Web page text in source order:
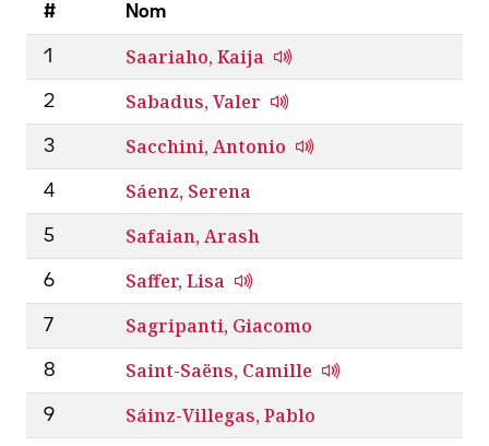
# Nom
1 Saariaho, Kaija
2 Sabadus, Valer
3 Sacchini, Antonio
4 Sáenz, Serena
5 Safaian, Arash
6 Saffer, Lisa
7 Sagripanti, Giacomo
8 Saint-Saëns, Camille
9 Sáinz-Villegas, Pablo